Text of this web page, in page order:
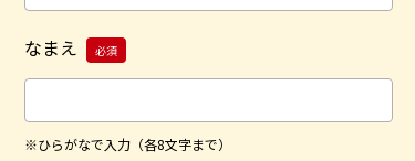
なまえ 必須
※ひらがなで入力（各8文字まで）